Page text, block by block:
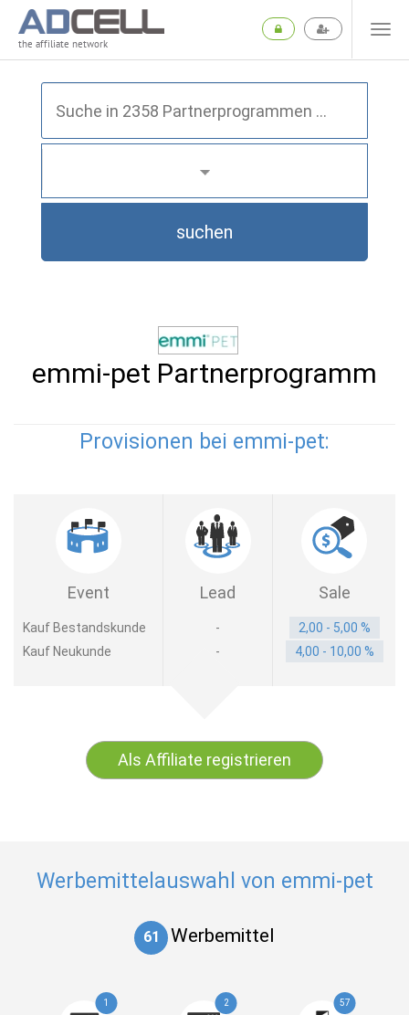
the affiliate network
suchen
emmi-pet Partnerprogramm
Provisionen bei emmi-pet:
Event Lead Sale
Kauf Bestandskunde -
2,00 - 5,00 %
Kauf Neukunde
- 4,00 - 10,00 %
Als Affiliate registrieren
Werbemittelauswahl von emmi-pet
61 Werbemittel
1 2 57